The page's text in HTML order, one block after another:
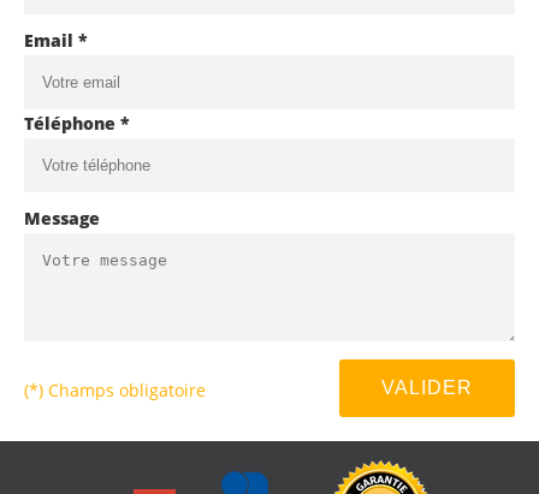
Email *
Téléphone *
Message
(*) Champs obligatoire